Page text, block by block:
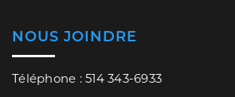
NOUS JOINDRE
Téléphone : 514 343-6933